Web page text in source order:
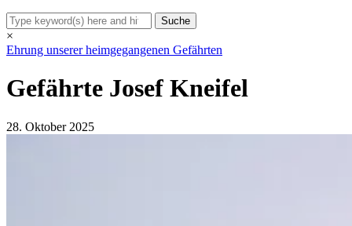
×
Ehrung unserer heimgegangenen Gefährten
Gefährte Josef Kneifel
28. Oktober 2025